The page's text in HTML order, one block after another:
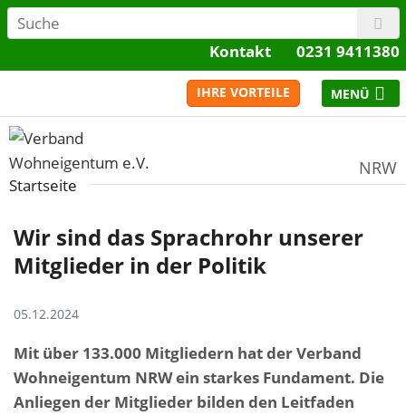
Kontakt 0231 9411380
IHRE VORTEILE
NRW
Startseite
Wir sind das Sprachrohr unserer
Mitglieder in der Politik
05.12.2024
Mit über 133.000 Mitgliedern hat der Verband
Wohneigentum NRW ein starkes Fundament. Die
Anliegen der Mitglieder bilden den Leitfaden